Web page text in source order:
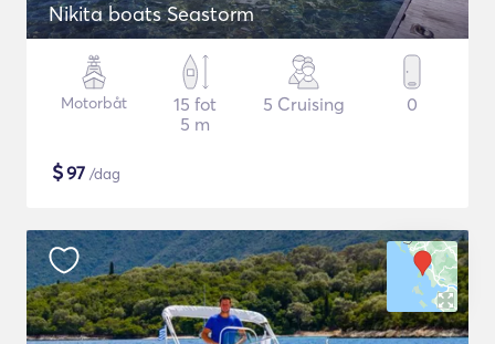
Nikita boats Seastorm
Motorbåt
15 fot
5 m
5 Cruising 0
$97 /dag